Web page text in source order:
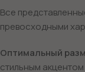
Все
превосходными
Оптимальный
стильным